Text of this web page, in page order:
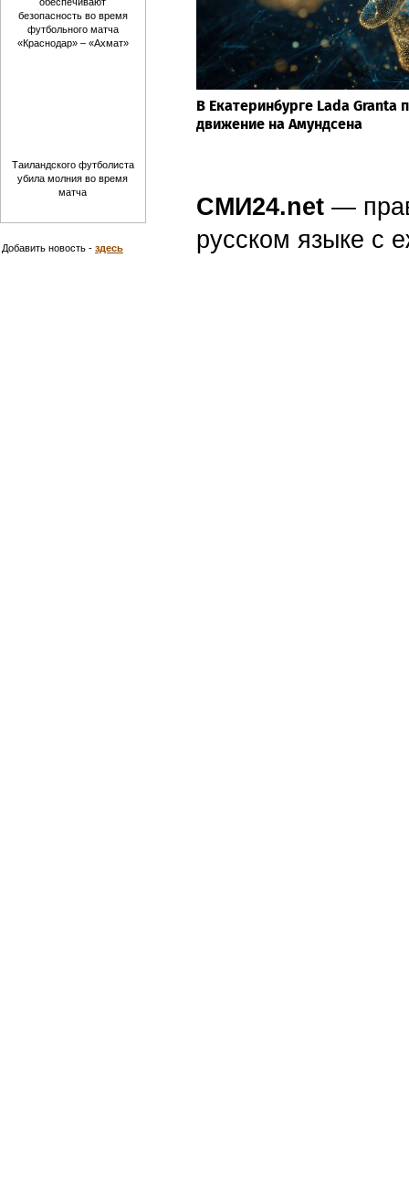
В Екатеринбурге Lada Granta
движение на Амундсена
СМИ24.net —
русском языке с
безопасность во время
футбольного матча
«Краснодар» – «Ахмат»
Таиландского футболиста
убила молния во время
матча
Добавить новость - здесь